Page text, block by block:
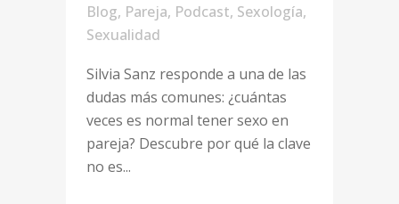
Blog, Pareja, Podcast, Sexología,
Sexualidad
Silvia Sanz responde a una de las
dudas más comunes: ¿cuántas
veces es normal tener sexo en
pareja? Descubre por qué la clave
no es...